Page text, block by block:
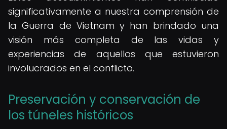
significativamente a nuestra comprensión de
la Guerra de Vietnam y han brindado una
visión más completa de las vidas y
experiencias de aquellos que estuvieron
involucrados en el conflicto.
Preservación y conservación de
los túneles históricos